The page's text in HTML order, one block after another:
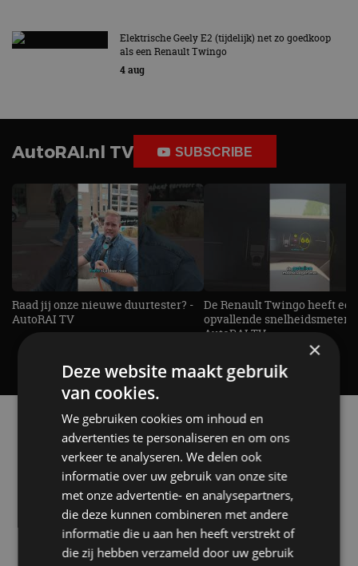
Elektrische Geely E2 (tijdelijk) net zo goedkoop
als een Renault Twingo
4 aug
AutoRAI.nl TV SUBSCRIBE
Raad jij onze nieuwe duurtester? -
AutoRAI TV
De Renault Twingo heeft een
opvallende snelheidsmeter! -
AutoRAI TV
Alle automerken
Selecteer een merk voor meer informatie, modellen
en alle nieuwsberichten
Abarth Alfa Romeo Alpine
×
Deze website maakt gebruik
van cookies.
We gebruiken cookies om inhoud en
advertenties te personaliseren en om ons
verkeer te analyseren. We delen ook
informatie over uw gebruik van onze site
met onze advertentie- en analysepartners,
die deze kunnen combineren met andere
informatie die u aan hen heeft verstrekt of
die zij hebben verzameld door uw gebruik